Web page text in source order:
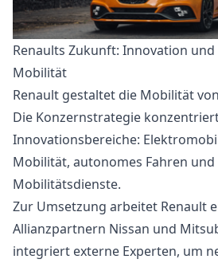
Renaults Zukunft: Innovation
Mobilität
Renault gestaltet die Mobilität
Die Konzernstrategie
Innovationsbereiche:
Mobilität, autonomes Fahren und
Mobilitätsdienste.
Zur Umsetzung arbeitet Renault
Allianzpartnern Nissan und
integriert externe Experten, um